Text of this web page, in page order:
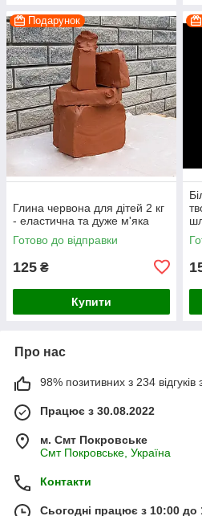
Подарунок
Глина червона для дітей 2 кг
- еластична та дуже м'яка
Готово до відправки
125 ₴
Купити
Про нас
98% позитивних з 234 відгуків
Працює з 30.08.2022
м. Смт Покровське
Смт Покровське, Україна
Контакти
Сьогодні працює з 10:00 до